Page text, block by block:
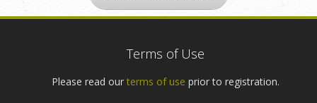
Terms of Use
Please read our terms of use prior to registration.